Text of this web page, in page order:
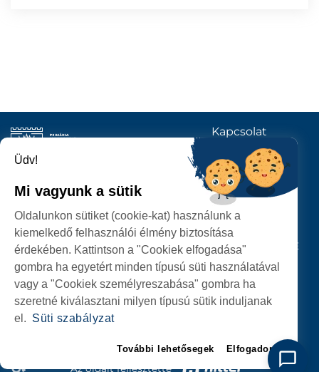
SZEMÉLYES ADATOK VÉDELME
Az oldalt fejlesztette
SZATMÁRNÉMETI
POLGÁRMESTERI HIVATAL
P-ȚA 25 OCTOMBRIE, NR. 1 CORP M, 440026 SATU MARE
Kapcsolat
KÖVESSENEK
Üdv!
Mi vagyunk a sütik
Oldalunkon sütiket (cookie-kat) használunk a
kiemelkedő felhasználói élmény biztosítása
érdekében. Kattintson a "Cookiek elfogadása"
gombra ha egyetért minden típusú süti használatával
vagy a "Cookiek személyreszabása" gombra ha
szeretné kiválasztani milyen típusú sütik induljanak
el. Süti szabályzat
További lehetősegek Elfogadom